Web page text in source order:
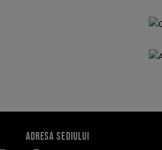
ADRESA SEDIULUI